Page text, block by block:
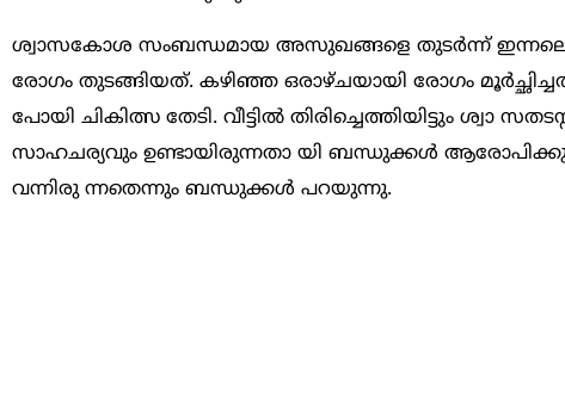
ശ്വാസകോശ സംബന്ധമായ അസുഖങ്ങളെ തുടര്‍ന്ന്
രോഗം തുടങ്ങിയത്. കഴിഞ്ഞ ഒരാഴ്ചയായി രോഗം
പോയി ചികിത്സ തേടി. വീട്ടില്‍ തിരിച്ചെത്തിയിട്ടും
സാഹചര്യവും ഉണ്ടായിരുന്നതാ യി ബന്ധുക്കള്‍
വന്നിരു ന്നതെന്നും ബന്ധുക്കള്‍ പറയുന്നു.